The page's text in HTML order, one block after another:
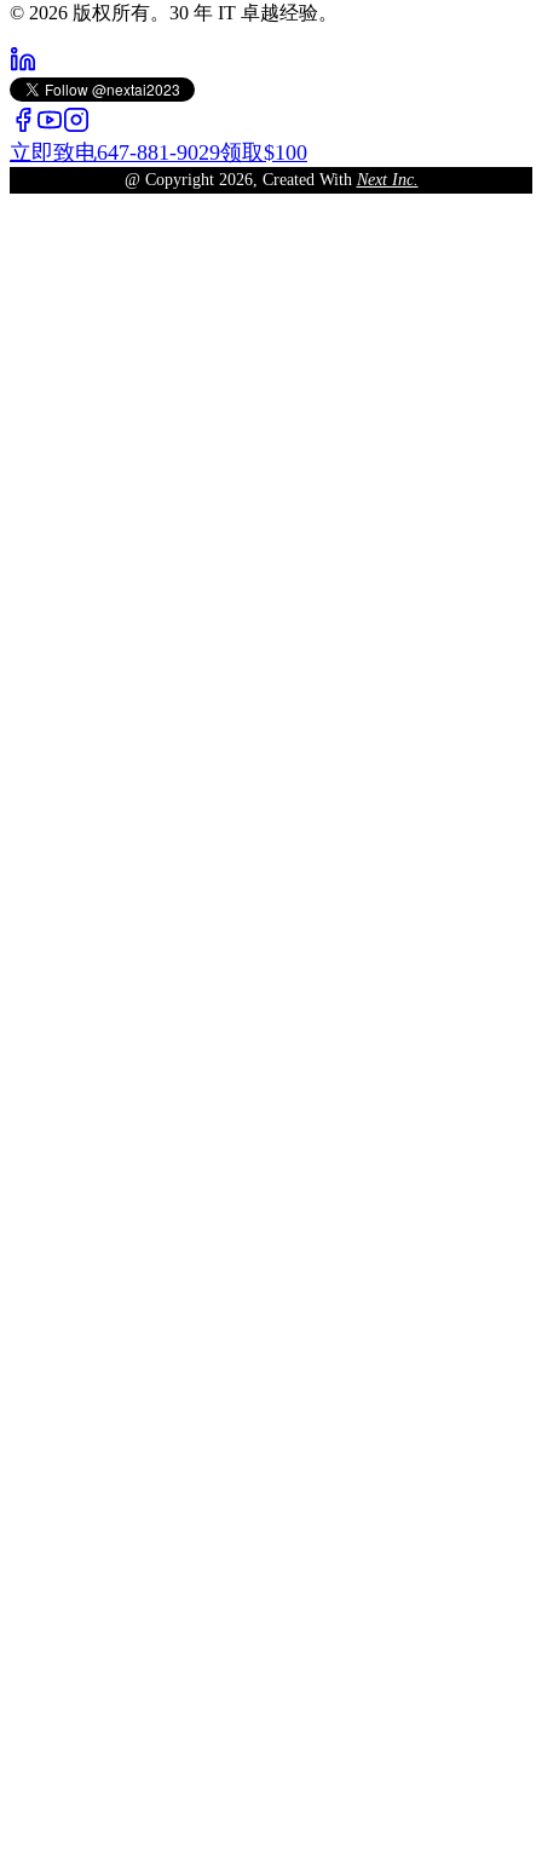
© 2026 版权所有。30 年 IT 卓越经验。
立即致电647-881-9029领取$100
@ Copyright 2026, Created With Next Inc.